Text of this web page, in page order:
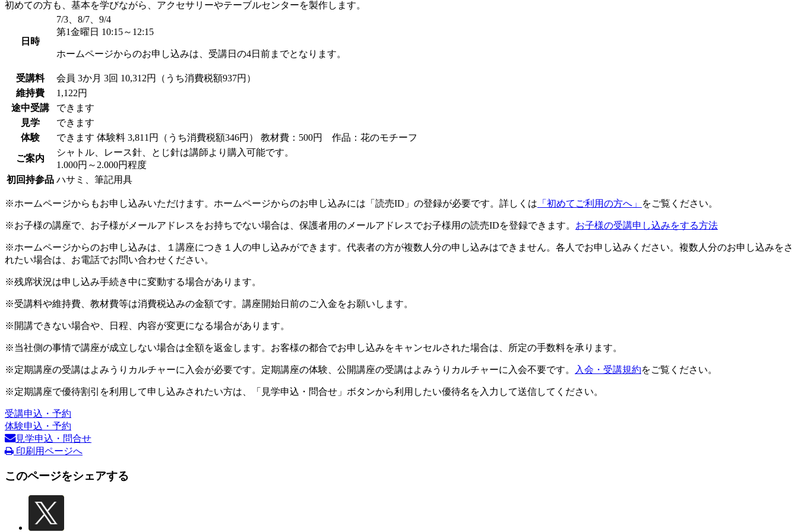
初めての方も、基本を学びながら、アクセサリーやテーブルセンターを製作します。
日時
7/3、8/7、9/4
第1金曜日 10:15～12:15
ホームページからのお申し込みは、受講日の4日前までとなります。
受講料 会員 3か月 3回 10,312円（うち消費税額937円）
維持費
1,122円
途中受講
できます
見学
できます
体験
できます 体験料 3,811円（うち消費税額346円） 教材費：500円 作品：花のモチーフ
ご案内
シャトル、レース針、とじ針は講師より購入可能です。
1.000円～2.000円程度
初回持参品 ハサミ、筆記用具
※ホームページからもお申し込みいただけます。ホームページからのお申し込みには「読売ID」の登録が必要です。詳しくは 「初めてご利用の方へ」 をご覧ください。
※お子様の講座で、お子様がメールアドレスをお持ちでない場合は、保護者用のメールアドレスでお子様用の読売IDを登録できます。 お子様の受講申し込みをする方法
※ホームページからのお申し込みは、１講座につき１人の申し込みができます。代表者の方が複数人分の申し込みはできません。各人でお申し込みください。複数人分のお申し込みをさ
れたい場合は、お電話でお問い合わせください。
※残席状況は申し込み手続き中に変動する場合があります。
※受講料や維持費、教材費等は消費税込みの金額です。講座開始日前のご入金をお願いします。
※開講できない場合や、日程、内容が変更になる場合があります。
※当社側の事情で講座が成立しない場合は全額を返金します。お客様の都合でお申し込みをキャンセルされた場合は、所定の手数料を承ります。
※定期講座の受講はよみうりカルチャーに入会が必要です。定期講座の体験、公開講座の受講はよみうりカルチャーに入会不要です。 入会・受講規約をご覧ください。
※定期講座で優待割引を利用して申し込みされたい方は、「見学申込・問合せ」ボタンから利用したい優待名を入力して送信してください。
受講申込・予約
体験申込・予約
見学申込・問合せ
印刷用ページへ
このページをシェアする